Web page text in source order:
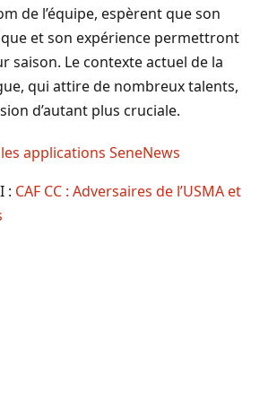
de l’équipe, espèrent que son
et son expérience permettront
saison. Le contexte actuel de la
qui attire de nombreux talents,
d’autant plus cruciale.
: CAF CC : Adversaires de l’USMA et